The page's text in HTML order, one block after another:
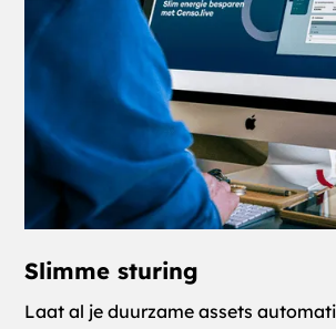
Slimme sturing
Laat al je duurzame assets